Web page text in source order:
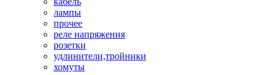
лампы
прочее
реле напряжения
розетки
удлинители,тройники
хомуты